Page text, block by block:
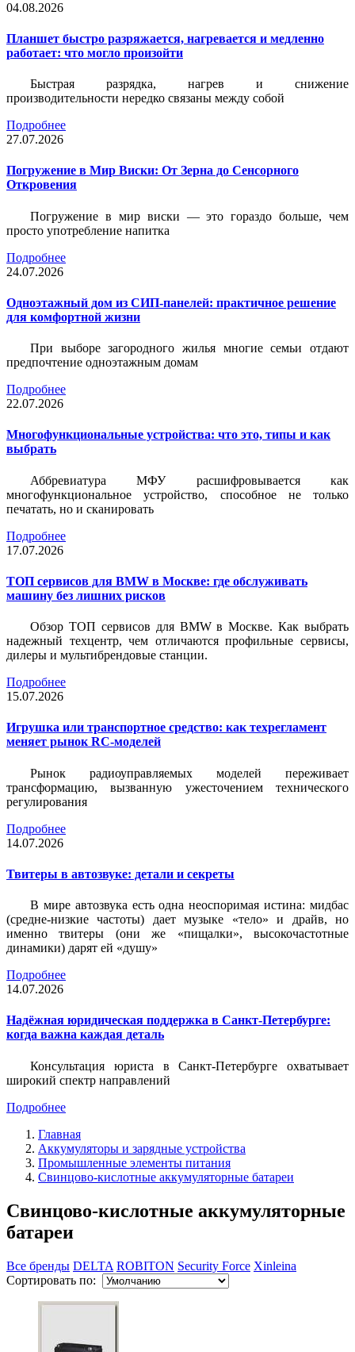
04.08.2026
Планшет быстро разряжается, нагревается и медленно
работает: что могло произойти
Быстрая разрядка, нагрев и снижение
производительности нередко связаны между собой
Подробнее
27.07.2026
Погружение в Мир Виски: От Зерна до Сенсорного
Откровения
Погружение в мир виски — это гораздо больше, чем
просто употребление напитка
Подробнее
24.07.2026
Одноэтажный дом из СИП-панелей: практичное решение
для комфортной жизни
При выборе загородного жилья многие семьи отдают
предпочтение одноэтажным домам
Подробнее
22.07.2026
Многофункциональные устройства: что это, типы и как
выбрать
Аббревиатура МФУ расшифровывается как
многофункциональное устройство, способное не только
печатать, но и сканировать
Подробнее
17.07.2026
ТОП сервисов для BMW в Москве: где обслуживать
машину без лишних рисков
Обзор ТОП сервисов для BMW в Москве. Как выбрать
надежный техцентр, чем отличаются профильные сервисы,
дилеры и мультибрендовые станции.
Подробнее
15.07.2026
Игрушка или транспортное средство: как техрегламент
меняет рынок RC-моделей
Рынок радиоуправляемых моделей переживает
трансформацию, вызванную ужесточением технического
регулирования
Подробнее
14.07.2026
Твитеры в автозвуке: детали и секреты
В мире автозвука есть одна неоспоримая истина: мидбас
(средне-низкие частоты) дает музыке «тело» и драйв, но
именно твитеры (они же «пищалки», высокочастотные
динамики) дарят ей «душу»
Подробнее
14.07.2026
Надёжная юридическая поддержка в Санкт-Петербурге:
когда важна каждая деталь
Консультация юриста в Санкт-Петербурге охватывает
широкий спектр направлений
Подробнее
Главная
Аккумуляторы и зарядные устройства
Промышленные элементы питания
Свинцово-кислотные аккумуляторные батареи
Свинцово-кислотные аккумуляторные
батареи
Все бренды DELTA ROBITON Security Force Xinleina
Сортировать по: